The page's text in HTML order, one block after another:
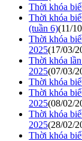
Thời khóa
Thời khóa
(tuần 6)(11/
Thời khóa
2025(17/03/
Thời khóa
2025(07/03/
Thời khóa
Thời khóa
2025(08/02/
Thời khóa
2025(28/02/
Thời khóa